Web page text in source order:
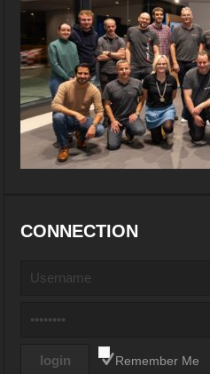
CONNECTION
Remember Me